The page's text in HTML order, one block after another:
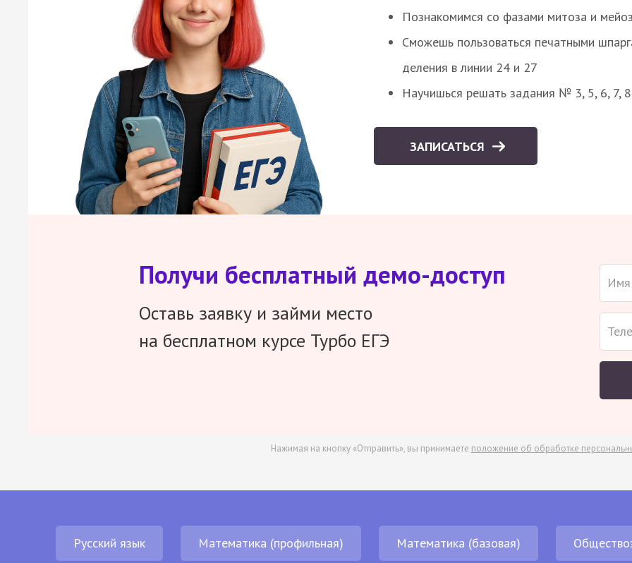
Познакомимся со фазами митоза и
Сможешь пользоваться печатными
деления в линии 24 и 27
Научишься решать задания № 3, 5, 6, 7,
ЗАПИСАТЬСЯ
Получи бесплатный демо-доступ
Оставь заявку и займи место
на бесплатном курсе Турбо ЕГЭ
Нажимая на кнопку «Отправить», вы принимаете положение об обработке
Русский язык Математика (профильная) Математика (базовая)